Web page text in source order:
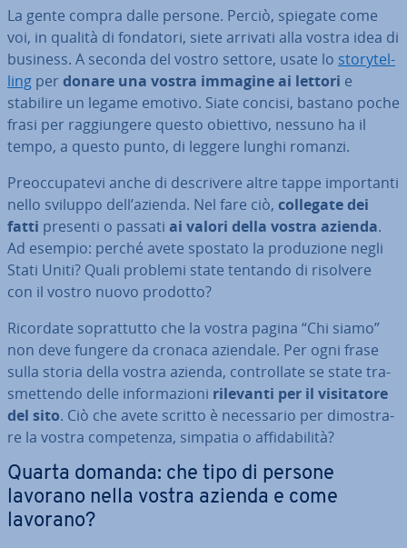
La gente compra dalle persone. Perciò, spiegate come
voi, in qualità di fondatori, siete arrivati alla vostra idea di
business. A seconda del vostro settore, usate lo sto­ry­tel­
ling per donare una vostra immagine ai lettori e
stabilire un legame emotivo. Siate concisi, bastano poche
frasi per rag­giun­ge­re questo obiettivo, nessuno ha il
tempo, a questo punto, di leggere lunghi romanzi.
Pre­oc­cu­pa­te­vi anche di de­scri­ve­re altre tappe im­por­tan­ti
nello sviluppo dell’azienda. Nel fare ciò, collegate dei
fatti presenti o passati ai valori della vostra azienda.
Ad esempio: perché avete spostato la pro­du­zio­ne negli
Stati Uniti? Quali problemi state tentando di risolvere
con il vostro nuovo prodotto?
Ricordate so­prat­tut­to che la vostra pagina “Chi siamo”
non deve fungere da cronaca aziendale. Per ogni frase
sulla storia della vostra azienda, con­trol­la­te se state tra­
smet­ten­do delle in­for­ma­zio­ni rilevanti per il vi­si­ta­to­re
del sito. Ciò che avete scritto è ne­ces­sa­rio per di­mo­stra­
re la vostra com­pe­ten­za, simpatia o af­fi­da­bi­li­tà?
Quarta domanda: che tipo di persone
lavorano nella vostra azienda e come
lavorano?